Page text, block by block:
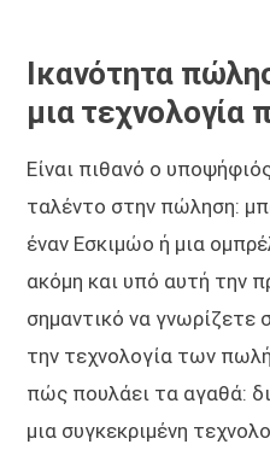
Ικανότητα
μια
Είναι πιθανό ο
ταλέντο στην πώληση:
έναν Εσκιμώο ή μια
ακόμη και υπό αυτή την
σημαντικό να γνωρίζετε
την τεχνολογία των
πώς πουλάει τα αγαθά:
μια συγκεκριμένη